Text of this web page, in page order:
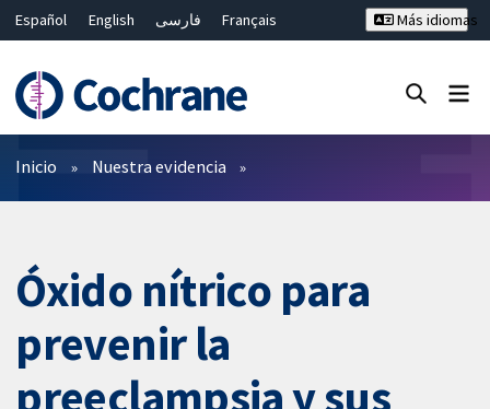
Español English فارسی
Français
Bahasa Malaysia
ไทย 繁體中文
Más idiomas
Filtros
Inicio Nuestra evidencia
Óxido nítrico para
prevenir la